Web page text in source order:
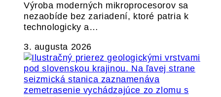
Výroba moderných mikroprocesorov sa
nezaobíde bez zariadení, ktoré patria k
technologicky a…
3. augusta 2026